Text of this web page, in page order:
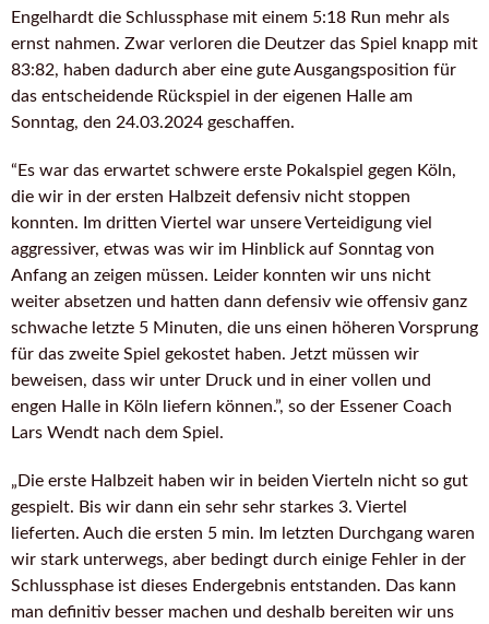
Engelhardt die Schlussphase mit einem 5:18 Run mehr als
ernst nahmen. Zwar verloren die Deutzer das Spiel knapp mit
83:82, haben dadurch aber eine gute Ausgangsposition für
das entscheidende Rückspiel in der eigenen Halle am
Sonntag, den 24.03.2024 geschaffen.
“Es war das erwartet schwere erste Pokalspiel gegen Köln,
die wir in der ersten Halbzeit defensiv nicht stoppen
konnten. Im dritten Viertel war unsere Verteidigung viel
aggressiver, etwas was wir im Hinblick auf Sonntag von
Anfang an zeigen müssen. Leider konnten wir uns nicht
weiter absetzen und hatten dann defensiv wie offensiv ganz
schwache letzte 5 Minuten, die uns einen höheren Vorsprung
für das zweite Spiel gekostet haben. Jetzt müssen wir
beweisen, dass wir unter Druck und in einer vollen und
engen Halle in Köln liefern können.”, so der Essener Coach
Lars Wendt nach dem Spiel.
„Die erste Halbzeit haben wir in beiden Vierteln nicht so gut
gespielt. Bis wir dann ein sehr sehr starkes 3. Viertel
lieferten. Auch die ersten 5 min. Im letzten Durchgang waren
wir stark unterwegs, aber bedingt durch einige Fehler in der
Schlussphase ist dieses Endergebnis entstanden. Das kann
man definitiv besser machen und deshalb bereiten wir uns